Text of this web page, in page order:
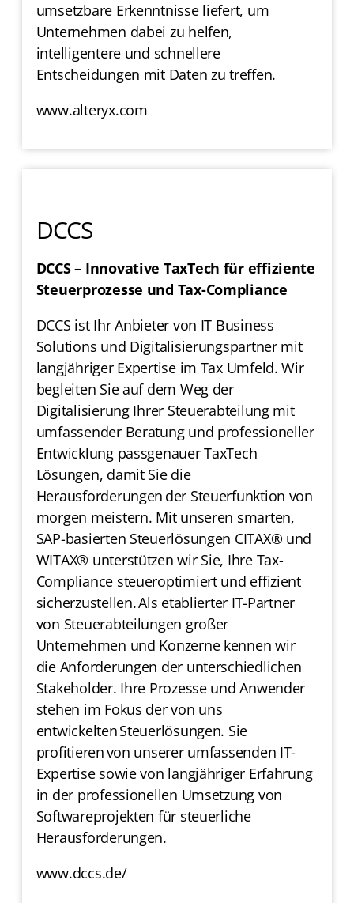
umsetzbare Erkenntnisse liefert, um
Unternehmen dabei zu helfen,
intelligentere und schnellere
Entscheidungen mit Daten zu treffen.
www.alteryx.com
DCCS
DCCS – Innovative TaxTech für effiziente
Steuerprozesse und Tax-Compliance
DCCS ist Ihr Anbieter von IT Business
Solutions und Digitalisierungspartner mit
langjähriger Expertise im Tax Umfeld. Wir
begleiten Sie auf dem Weg der
Digitalisierung Ihrer Steuerabteilung mit
umfassender Beratung und professioneller
Entwicklung passgenauer TaxTech
Lösungen, damit Sie die
Herausforderungen der Steuerfunktion von
morgen meistern. Mit unseren smarten,
SAP-basierten Steuerlösungen CITAX® und
WITAX® unterstützen wir Sie, Ihre Tax-
Compliance steueroptimiert und effizient
sicherzustellen. Als etablierter IT-Partner
von Steuerabteilungen großer
Unternehmen und Konzerne kennen wir
die Anforderungen der unterschiedlichen
Stakeholder. Ihre Prozesse und Anwender
stehen im Fokus der von uns
entwickelten Steuerlösungen. Sie
profitieren von unserer umfassenden IT-
Expertise sowie von langjähriger Erfahrung
in der professionellen Umsetzung von
Softwareprojekten für steuerliche
Herausforderungen.
www.dccs.de/